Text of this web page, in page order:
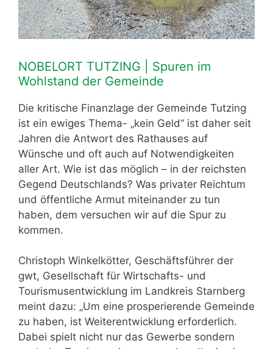
NOBELORT TUTZING | Spuren im
Wohlstand der Gemeinde
Die kritische Finanzlage der Gemeinde Tutzing
ist ein ewiges Thema- „kein Geld“ ist daher seit
Jahren die Antwort des Rathauses auf
Wünsche und oft auch auf Notwendigkeiten
aller Art. Wie ist das möglich – in der reichsten
Gegend Deutschlands? Was privater Reichtum
und öffentliche Armut miteinander zu tun
haben, dem versuchen wir auf die Spur zu
kommen.
Christoph Winkelkötter, Geschäftsführer der
gwt, Gesellschaft für Wirtschafts- und
Tourismusentwicklung im Landkreis Starnberg
meint dazu: „Um eine prosperierende Gemeinde
zu haben, ist Weiterentwicklung erforderlich.
Dabei spielt nicht nur das Gewerbe sondern